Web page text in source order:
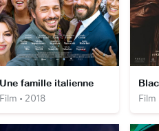
famille italienne
• 2018 Film